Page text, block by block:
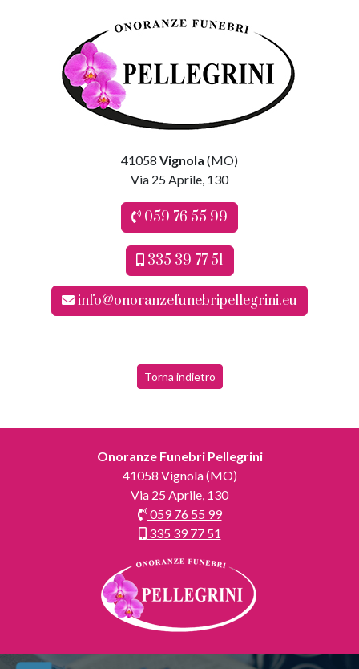
41058 Vignola (MO)
Via 25 Aprile, 130
059 76 55 99
335 39 77 51
info@onoranzefunebripellegrini.eu
Torna indietro
Onoranze Funebri Pellegrini
41058 Vignola (MO)
Via 25 Aprile, 130
059 76 55 99
335 39 77 51